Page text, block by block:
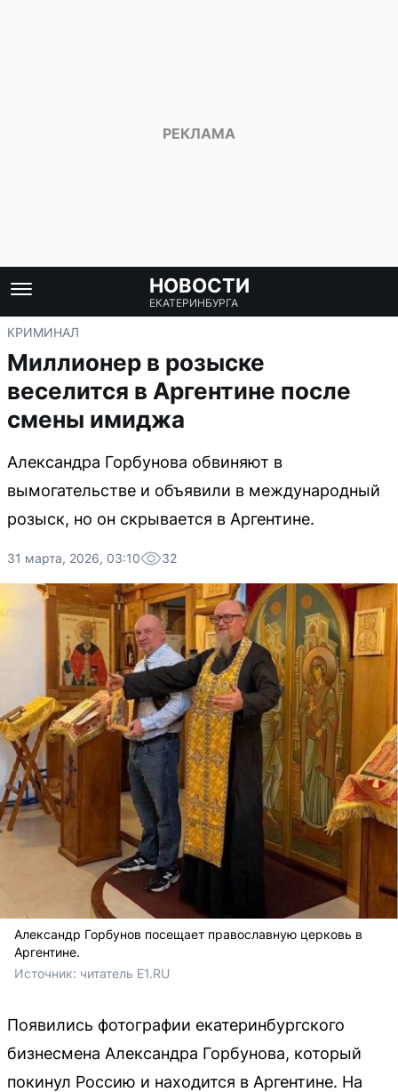
НОВОСТИ
ЕКАТЕРИНБУРГА
КРИМИНАЛ
Миллионер в розыске
веселится в Аргентине после
смены имиджа
Александра Горбунова обвиняют в
вымогательстве и объявили в международный
розыск, но он скрывается в Аргентине.
31 марта, 2026, 03:10 32
Александр Горбунов посещает православную церковь в
Аргентине.
Источник: читатель E1.RU
Появились фотографии екатеринбургского
бизнесмена Александра Горбунова, который
покинул Россию и находится в Аргентине. На